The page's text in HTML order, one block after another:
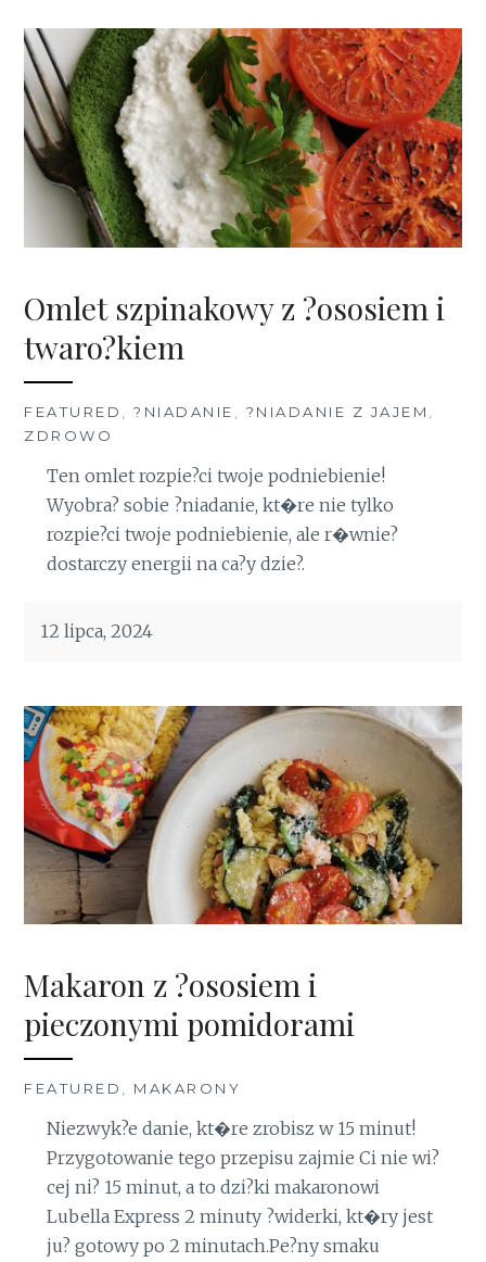
Omlet szpinakowy z ?ososiem i
twaro?kiem
FEATURED ,?NIADANIE ?NIADANIE Z JAJEM
ZDROWO
Ten omlet rozpie?ci twoje podniebienie!
Wyobra? sobie ?niadanie, kt�re nie tylko
rozpie?ci twoje podniebienie, ale r�wnie?
dostarczy energii na ca?y dzie?.
12 lipca, 2024
Makaron z ?ososiem i
pieczonymi pomidorami
FEATURED , MAKARONY
Niezwyk?e danie, kt�re zrobisz w 15 minut!
Przygotowanie tego przepisu zajmie Ci nie wi?
cej ni? 15 minut, a to dzi?ki makaronowi
Lubella Express 2 minuty ?widerki, kt�ry jest
ju? gotowy po 2 minutach.Pe?ny smaku